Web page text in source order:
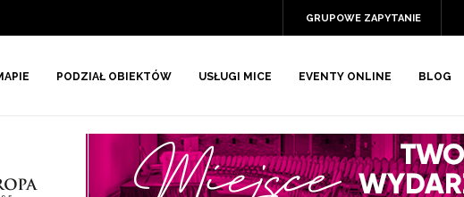
GRUPOWE ZAPYTANIE
PODZIAŁ OBIEKTÓW USŁUGI MICE EVENTY ONLINE BLOG